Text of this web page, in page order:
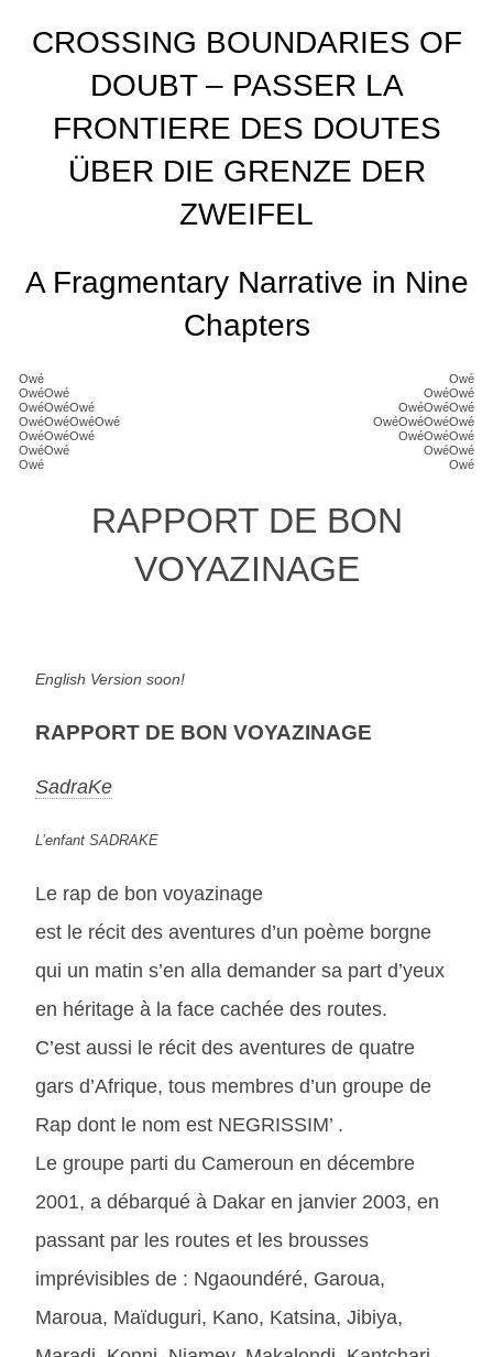
CROSSING BOUNDARIES OF
DOUBT – PASSER LA
FRONTIERE DES DOUTES
ÜBER DIE GRENZE DER
ZWEIFEL
A Fragmentary Narrative in Nine
Chapters
Owé
Owé
OwéOwé
OwéOwé
OwéOwéOwé
OwéOwéOwé
OwéOwéOwéOwé
OwéOwéOwéOwé
OwéOwéOwé
OwéOwéOwé
OwéOwé
OwéOwé
Owé
Owé
RAPPORT DE BON
VOYAZINAGE
English Version soon!
RAPPORT DE BON VOYAZINAGE
SadraKe
L’enfant SADRAKE
Le rap de bon voyazinage
est le récit des aventures d’un poème borgne
qui un matin s’en alla demander sa part d’yeux
en héritage à la face cachée des routes.
C’est aussi le récit des aventures de quatre
gars d’Afrique, tous membres d’un groupe de
Rap dont le nom est NEGRISSIM’ .
Le groupe parti du Cameroun en décembre
2001, a débarqué à Dakar en janvier 2003, en
passant par les routes et les brousses
imprévisibles de : Ngaoundéré, Garoua,
Maroua, Maïduguri, Kano, Katsina, Jibiya,